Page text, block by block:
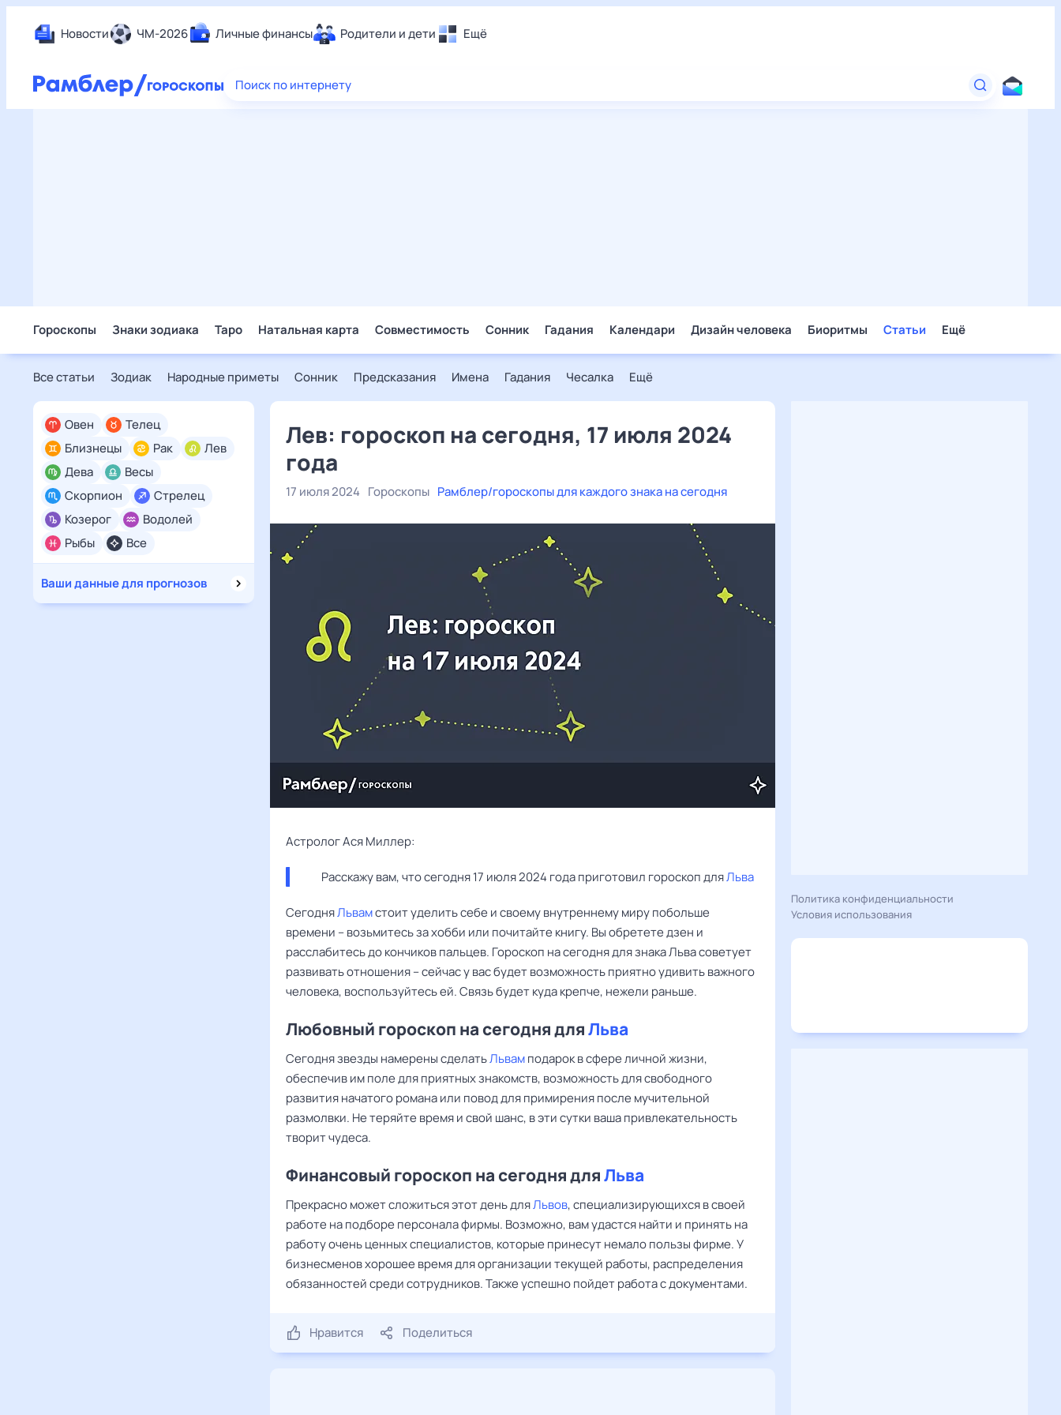
Новости ЧМ-2026 Личные финансы Родители и дети Ещё
Еда
Поиск по интернету
Гороскопы Знаки зодиака Таро Натальная карта Совместимость Сонник Гадания Календари Дизайн человека Биоритмы Статьи Ещё
Все статьи Зодиак Народные приметы Сонник Предсказания Имена Гадания Чесалка Ещё
Все
Овен
Телец
Близнецы
Рак
Лев
Дева
Весы
Скорпион
Стрелец
Козерог
Водолей
Рыбы
Ваши данные для прогнозов
Лев: гороскоп на сегодня, 17 июля 2024
года
17 июля 2024 Гороскопы Рамблер/гороскопы для каждого знака на сегодня
Астролог Ася Миллер:
Расскажу вам, что сегодня 17 июля 2024 года приготовил гороскоп для Льва
СегодняЛьвамстоит уделить себе и своему внутреннему миру побольше
времени – возьмитесь за хобби или почитайте книгу. Вы обретете дзен и
расслабитесь до кончиков пальцев. Гороскоп на сегодня для знака Льва советует
развивать отношения – сейчас у вас будет возможность приятно удивить важного
человека, воспользуйтесь ей. Связь будет куда крепче, нежели раньше.
Любовный гороскоп на сегодня дляЛьва
Сегодня звезды намерены сделатьЛьвамподарок в сфере личной жизни,
обеспечив им поле для приятных знакомств, возможность для свободного
развития начатого романа или повод для примирения после мучительной
размолвки. Не теряйте время и свой шанс, в эти сутки ваша привлекательность
творит чудеса.
Финансовый гороскоп на сегодня дляЛьва
Прекрасно может сложиться этот день дляЛьвов, специализирующихся в своей
работе на подборе персонала фирмы. Возможно, вам удастся найти и принять на
работу очень ценных специалистов, которые принесут немало пользы фирме. У
бизнесменов хорошее время для организации текущей работы, распределения
обязанностей среди сотрудников. Также успешно пойдет работа с документами.
Нравится Поделиться
Политика конфиденциальности
Условия использования